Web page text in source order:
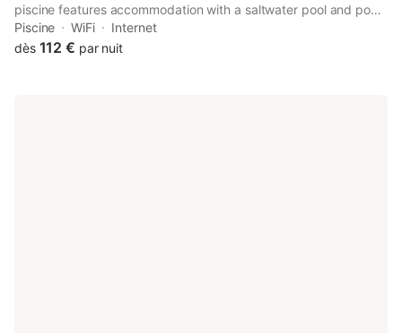
piscine features accommodation with a saltwater pool and pool
views. This property offers access to a terrace and free private
parking.
Piscine WiFi
Internet
dès 112 € par nuit